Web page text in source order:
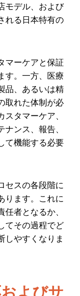
モデル、および
れる日本特有の
マーケアと保証
す。一方、医療
品、あるいは精
取れた体制が必
タマーケア、
ンス、報告、
て機能する必要
セスの各段階に
ります。これに
者となるか、
てその過程でど
しやすくなりま